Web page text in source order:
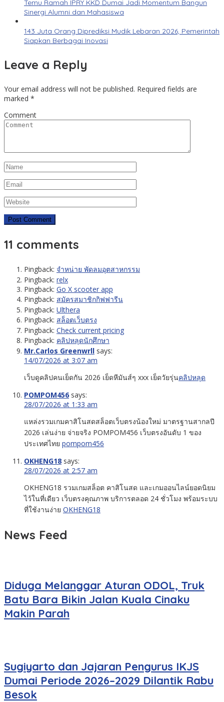
Temu Ramah IPRY KKD Dumai Jadi Momentum Bangun
Sinergi Alumni dan Mahasiswa
143 Juta Orang Diprediksi Mudik Lebaran 2026, Pemerintah
Siapkan Berbagai Inovasi
Leave a Reply
Your email address will not be published. Required fields are
marked *
Comment
11 comments
Pingback: จำหน่าย พัดลมอุตสาหกรรม
Pingback: relx
Pingback: Go X scooter app
Pingback: สมัครสมาชิกกิฟฟารีน
Pingback: Ulthera
Pingback: สล็อตเว็บตรง
Pingback: Check current pricing
Pingback: คลิปหลุดนักศึกษา
Mr.Carlos Greenwrll says:
14/07/2026 at 3:07 am
เว็บดูคลิปคนเย็ดกัน 2026 เย็ดหีมันส์ๆ xxx เย็ดวัยรุ่นคลิปหลุด
POMPOM456 says:
28/07/2026 at 1:33 am
แหล่งรวมเกมคาสิโนสดสล็อตเว็บตรงน้องใหม่ มาตรฐานสากลปี
2026 เล่นง่าย จ่ายจริง POMPOM456 เว็บตรงอันดับ 1 ของ
ประเทศไทย pompom456
OKHENG18 says:
28/07/2026 at 2:57 am
OKHENG18 รวมเกมสล็อต คาสิโนสด และเกมออนไลน์ยอดนิยม
ไว้ในที่เดียว เว็บตรงคุณภาพ บริการตลอด 24 ชั่วโมง พร้อมระบบ
ที่ใช้งานง่าย OKHENG18
News Feed
Diduga Melanggar Aturan ODOL, Truk
Batu Bara Bikin Jalan Kuala Cinaku
Makin Parah
Sugiyarto dan Jajaran Pengurus IKJS
Dumai Periode 2026–2029 Dilantik Rabu
Besok